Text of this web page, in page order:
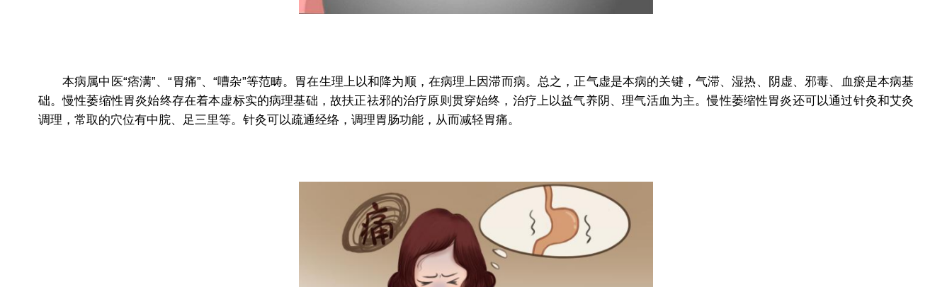
本病属中医“痞满”、“胃痛”、“嘈杂”等范畴。胃在生理上以和降为顺，在病理上因滞而病。总之，正气虚是本病的关键，气滞、湿热、阴虚、邪毒、血瘀是本病基
础。慢性萎缩性胃炎始终存在着本虚标实的病理基础，故扶正祛邪的治疗原则贯穿始终，治疗上以益气养阴、理气活血为主。慢性萎缩性胃炎还可以通过针灸和艾灸
调理，常取的穴位有中脘、足三里等。针灸可以疏通经络，调理胃肠功能，从而减轻胃痛。